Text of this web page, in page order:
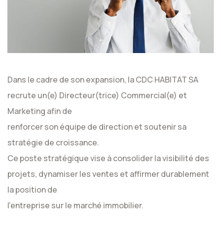
Dans le cadre de son expansion, la CDC HABITAT SA
recrute un(e) Directeur(trice) Commercial(e) et
Marketing afin de
renforcer son équipe de direction et soutenir sa
stratégie de croissance.
Ce poste stratégique vise à consolider la visibilité des
projets, dynamiser les ventes et affirmer durablement
la position de
l’entreprise sur le marché immobilier.